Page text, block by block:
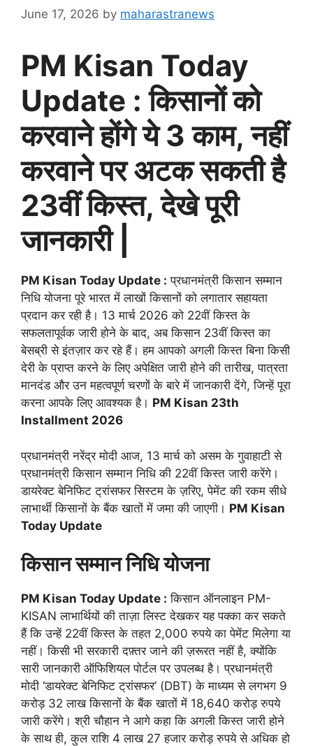
June 17, 2026 by maharastranews
PM Kisan Today
Update : किसानों को
करवाने होंगे ये 3 काम, नहीं
करवाने पर अटक सकती है
23वीं किस्त, देखे पूरी
जानकारी |
PM Kisan Today Update : प्रधानमंत्री किसान सम्मान
निधि योजना पूरे भारत में लाखों किसानों को लगातार सहायता
प्रदान कर रही है। 13 मार्च 2026 को 22वीं किस्त के
सफलतापूर्वक जारी होने के बाद, अब किसान 23वीं किस्त का
बेसब्री से इंतज़ार कर रहे हैं। हम आपको अगली किस्त बिना किसी
देरी के प्राप्त करने के लिए अपेक्षित जारी होने की तारीख, पात्रता
मानदंड और उन महत्वपूर्ण चरणों के बारे में जानकारी देंगे, जिन्हें पूरा
करना आपके लिए आवश्यक है। PM Kisan 23th
Installment 2026
प्रधानमंत्री नरेंद्र मोदी आज, 13 मार्च को असम के गुवाहाटी से
प्रधानमंत्री किसान सम्मान निधि की 22वीं किस्त जारी करेंगे।
डायरेक्ट बेनिफिट ट्रांसफर सिस्टम के ज़रिए, पेमेंट की रकम सीधे
लाभार्थी किसानों के बैंक खातों में जमा की जाएगी। PM Kisan
Today Update
किसान सम्मान निधि योजना
PM Kisan Today Update : किसान ऑनलाइन PM-
KISAN लाभार्थियों की ताज़ा लिस्ट देखकर यह पक्का कर सकते
हैं कि उन्हें 22वीं किस्त के तहत 2,000 रुपये का पेमेंट मिलेगा या
नहीं। किसी भी सरकारी दफ़्तर जाने की ज़रूरत नहीं है, क्योंकि
सारी जानकारी ऑफिशियल पोर्टल पर उपलब्ध है। प्रधानमंत्री
मोदी ‘डायरेक्ट बेनिफिट ट्रांसफर’ (DBT) के माध्यम से लगभग 9
करोड़ 32 लाख किसानों के बैंक खातों में 18,640 करोड़ रुपये
जारी करेंगे। श्री चौहान ने आगे कहा कि अगली किस्त जारी होने
के साथ ही, कुल राशि 4 लाख 27 हजार करोड़ रुपये से अधिक हो